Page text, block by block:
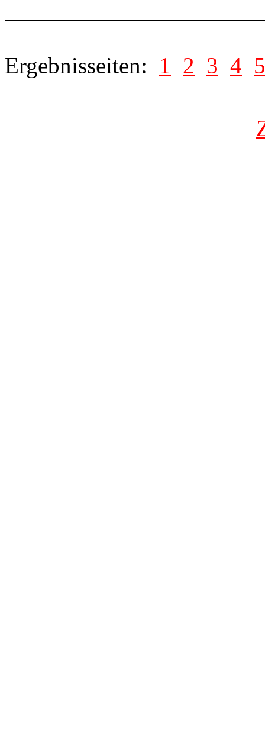
Ergebnisseiten: 1 2 3 4 5